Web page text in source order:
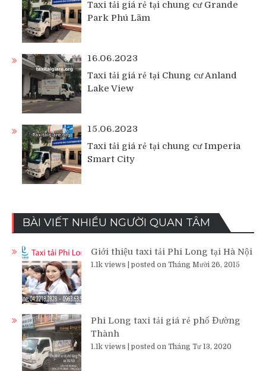
Taxi tải giá rẻ tại chung cư Grande
Park Phú Lãm
16.06.2023
Taxi tải giá rẻ tại Chung cư Anland
Lake View
15.06.2023
Taxi tải giá rẻ tại chung cư Imperia
Smart City
BÀI VIẾT NHIỀU NGƯỜI QUAN TÂM
Giới thiệu taxi tải Phi Long tại Hà Nội
1.1k views posted on Tháng Mười 26, 2015
Phi Long taxi tải giá rẻ phố Đường
Thành
1.1k views posted on Tháng Tư 13, 2020